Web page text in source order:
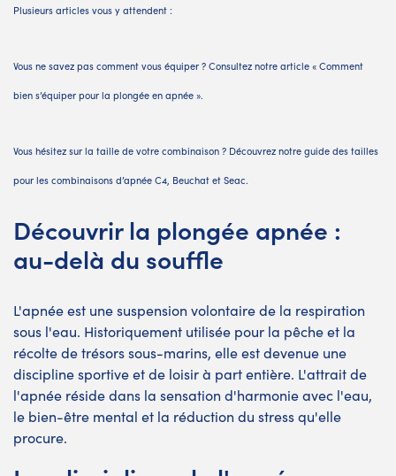
Plusieurs articles vous y attendent :
Vous ne savez pas comment vous équiper ? Consultez notre article « Comment
bien s’équiper pour la plongée en apnée ».
Vous hésitez sur la taille de votre combinaison ? Découvrez notre guide des tailles
pour les combinaisons d’apnée C4, Beuchat et Seac.
Découvrir la plongée apnée :
au-delà du souffle
L'apnée est une suspension volontaire de la respiration
sous l'eau. Historiquement utilisée pour la pêche et la
récolte de trésors sous-marins, elle est devenue une
discipline sportive et de loisir à part entière. L'attrait de
l'apnée réside dans la sensation d'harmonie avec l'eau,
le bien-être mental et la réduction du stress qu'elle
procure.